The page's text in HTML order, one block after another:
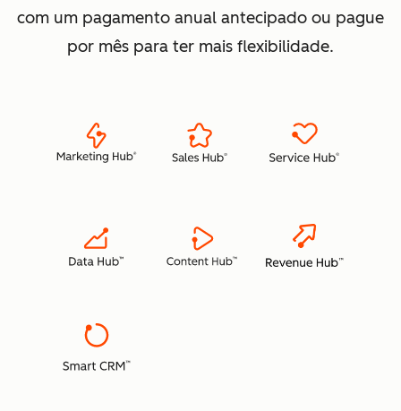
com um pagamento anual antecipado ou pague
por mês para ter mais flexibilidade.